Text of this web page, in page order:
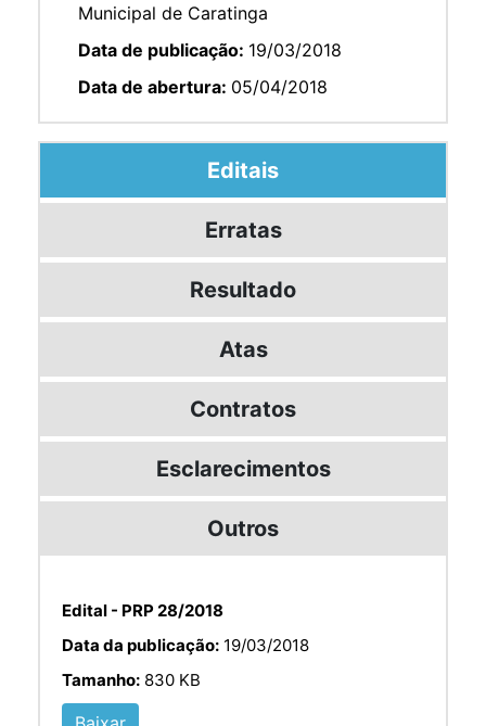
Municipal de Caratinga
Data de publicação: 19/03/2018
Data de abertura: 05/04/2018
Editais
Erratas
Resultado
Atas
Contratos
Esclarecimentos
Outros
Edital - PRP 28/2018
Data da publicação: 19/03/2018
Tamanho: 830 KB